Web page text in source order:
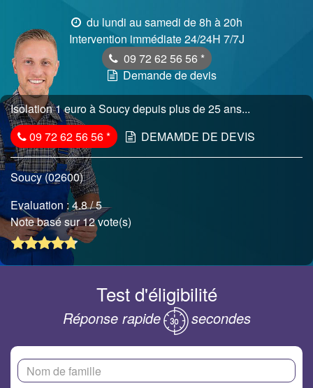
du lundi au samedi de 8h à 20h
Intervention immédiate 24/24H 7/7J
09 72 62 56 56 *
Demande de devis
Isolation 1 euro à Soucy depuis plus de 25 ans...
09 72 62 56 56* DEMAMDE DE DEVIS
Soucy (02600)
Evaluation :4.8/ 5
Note basé sur 12 vote(s)
Test d'éligibilité
Réponse rapide secondes